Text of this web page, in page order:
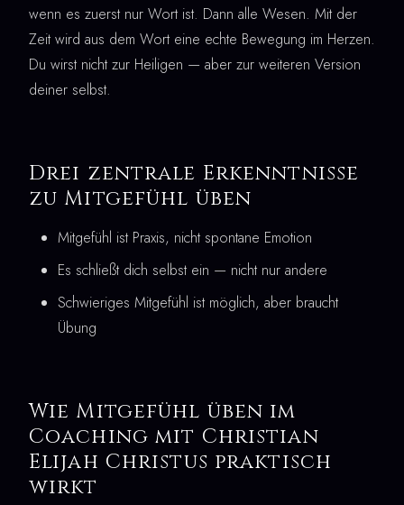
wenn es zuerst nur Wort ist. Dann alle Wesen. Mit der
Zeit wird aus dem Wort eine echte Bewegung im Herzen.
Du wirst nicht zur Heiligen — aber zur weiteren Version
deiner selbst.
Drei zentrale Erkenntnisse
zu Mitgefühl üben
Mitgefühl ist Praxis, nicht spontane Emotion
Es schließt dich selbst ein — nicht nur andere
Schwieriges Mitgefühl ist möglich, aber braucht
Übung
Wie Mitgefühl üben im
Coaching mit Christian
Elijah Christus praktisch
wirkt